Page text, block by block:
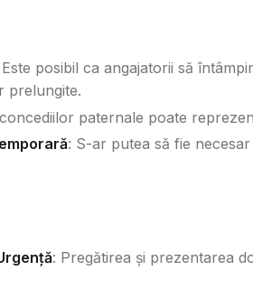
Este posibil ca angajatorii să
prelungite.
paternale poate
: S-ar putea să fie
: Pregătirea și prezentarea